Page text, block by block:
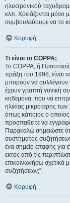
ηλεκτρονικού
κλπ. Χρειάζονται μόνο
συμβουλεύουμε να το
Κορυφή
Τι είναι το COPPA;
Το COPPA, ή
πράξη του 1998, είναι
μπορούν να συλλέγουν
έχουν γραπτή γονική
κηδεμόνα, που να
ηλικίας μικρότερης
όπως κάποιος ο οποίος
προσπαθείτε να
Παρακαλώ σημειώστε
συστήματος
ένα σημείο επαφής για
εκτός από τις
επικοινωνήσω σχετικά
συζητήσεων;”.
Κορυφή